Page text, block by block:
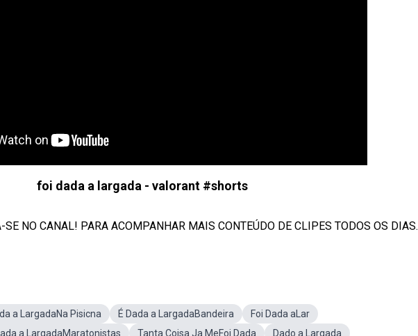
foi dada a largada - valorant #shorts
SE NO CANAL! PARA ACOMPANHAR MAIS CONTEÚDO DE CLIPES TODOS OS DIAS.
a LargadaNa Pisicna É Dada a LargadaBandeira
Foi Dada aLar
a LargadaMaratonistas Tanta Coisa Ja MeFoi Dada
Dado a Largada